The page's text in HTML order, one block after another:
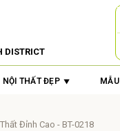
DISTRICT
NỘI THẤT ĐẸP
Đỉnh Cao - BT-0218